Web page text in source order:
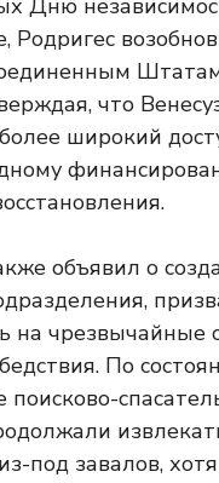
Дню
Родригес
что
широкий
объявил о
на чрезвычайные
По
поисково-
под завалов, хотя